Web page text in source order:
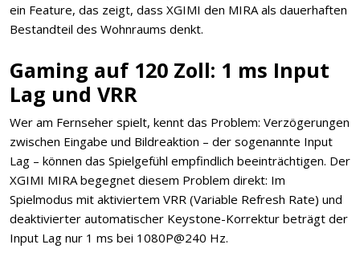
ein Feature, das zeigt, dass XGIMI den MIRA als dauerhaften
Bestandteil des Wohnraums denkt.
Gaming auf 120 Zoll: 1 ms Input
Lag und VRR
Wer am Fernseher spielt, kennt das Problem: Verzögerungen
zwischen Eingabe und Bildreaktion – der sogenannte Input
Lag – können das Spielgefühl empfindlich beeinträchtigen. Der
XGIMI MIRA begegnet diesem Problem direkt: Im
Spielmodus mit aktiviertem VRR (Variable Refresh Rate) und
deaktivierter automatischer Keystone-Korrektur beträgt der
Input Lag nur 1 ms bei 1080P@240 Hz.